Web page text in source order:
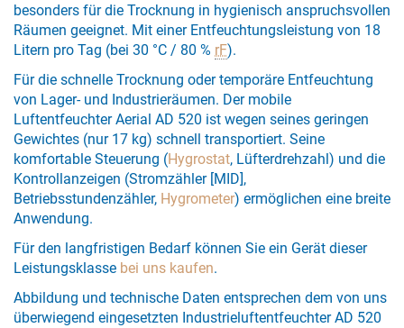
besonders für die Trocknung in hygienisch anspruchsvollen
Räumen geeignet. Mit einer Entfeuchtungsleistung von 18
Litern pro Tag (bei 30 °C / 80 % rF).
Für die schnelle Trocknung oder temporäre Entfeuchtung
von Lager- und Industrieräumen. Der mobile
Luftentfeuchter Aerial AD 520 ist wegen seines geringen
Gewichtes (nur 17 kg) schnell transportiert. Seine
komfortable Steuerung (Hygrostat, Lüfterdrehzahl) und die
Kontrollanzeigen (Stromzähler [MID],
Betriebsstundenzähler, Hygrometer) ermöglichen eine breite
Anwendung.
Für den langfristigen Bedarf können Sie ein Gerät dieser
Leistungsklasse bei uns kaufen.
Abbildung und technische Daten entsprechen dem von uns
überwiegend eingesetzten Industrieluftentfeuchter AD 520